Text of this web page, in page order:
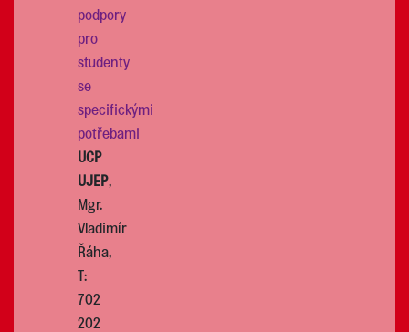
podpory
pro
studenty
se
specifickými
potřebami
UCP
UJEP,
Mgr.
Vladimír
Řáha,
T:
702
202